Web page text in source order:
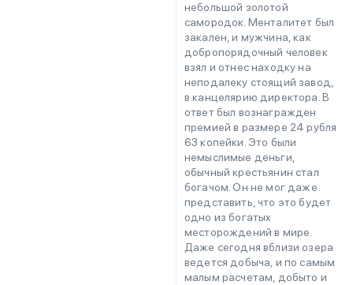
небольшой золотой
самородок. Менталитет был
закален, и мужчина, как
добропорядочный человек
взял и отнес находку на
неподалеку стоящий завод,
в канцелярию директора. В
ответ был вознагражден
премией в размере 24 рубля
63 копейки. Это были
немыслимые деньги,
обычный крестьянин стал
богачом. Он не мог даже
представить, что это будет
одно из богатых
месторождений в мире.
Даже сегодня вблизи озера
ведется добыча, и по самым
малым расчетам, добыто и